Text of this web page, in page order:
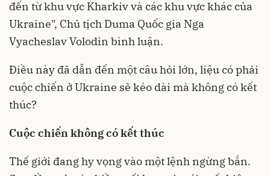
đến từ khu vực Kharkiv và các khu vực khác của
Ukraine", Chủ tịch Duma Quốc gia Nga
Vyacheslav Volodin bình luận.
Điều này đã dẫn đến một câu hỏi lớn, liệu có phải
cuộc chiến ở Ukraine sẽ kéo dài mà không có kết
thúc?
Cuộc chiến không có kết thúc
Thế giới đang hy vọng vào một lệnh ngừng bắn.